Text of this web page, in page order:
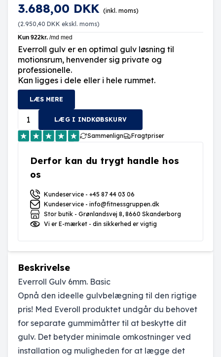
3.688,00 DKK (inkl. moms)
(2.950,40 DKK ekskl. moms)
Everroll gulv er en optimal gulv løsning til
motionsrum, henvender sig private og
professionelle.
Kan ligges i dele eller i hele rummet.
LÆS MERE
LÆG I INDKØBSKURV
Sammenlign Fragtpriser
Derfor kan du trygt handle hos
os
Kundeservice - +45 87 44 03 06
Kundeservice - info@fitnessgruppen.dk
Stor butik - Grønlandsvej 8, 8660 Skanderborg
Vi er E-mærket - din sikkerhed er vigtig
Beskrivelse
Everroll Gulv 6mm. Basic
Opnå den ideelle gulvbelægning til den rigtige
pris! Med Everoll produktet undgår du behovet
for separate gummimåtter til at beskytte dit
gulv. Det betyder minimale omkostninger ved
installation og muligheden for at lægge det